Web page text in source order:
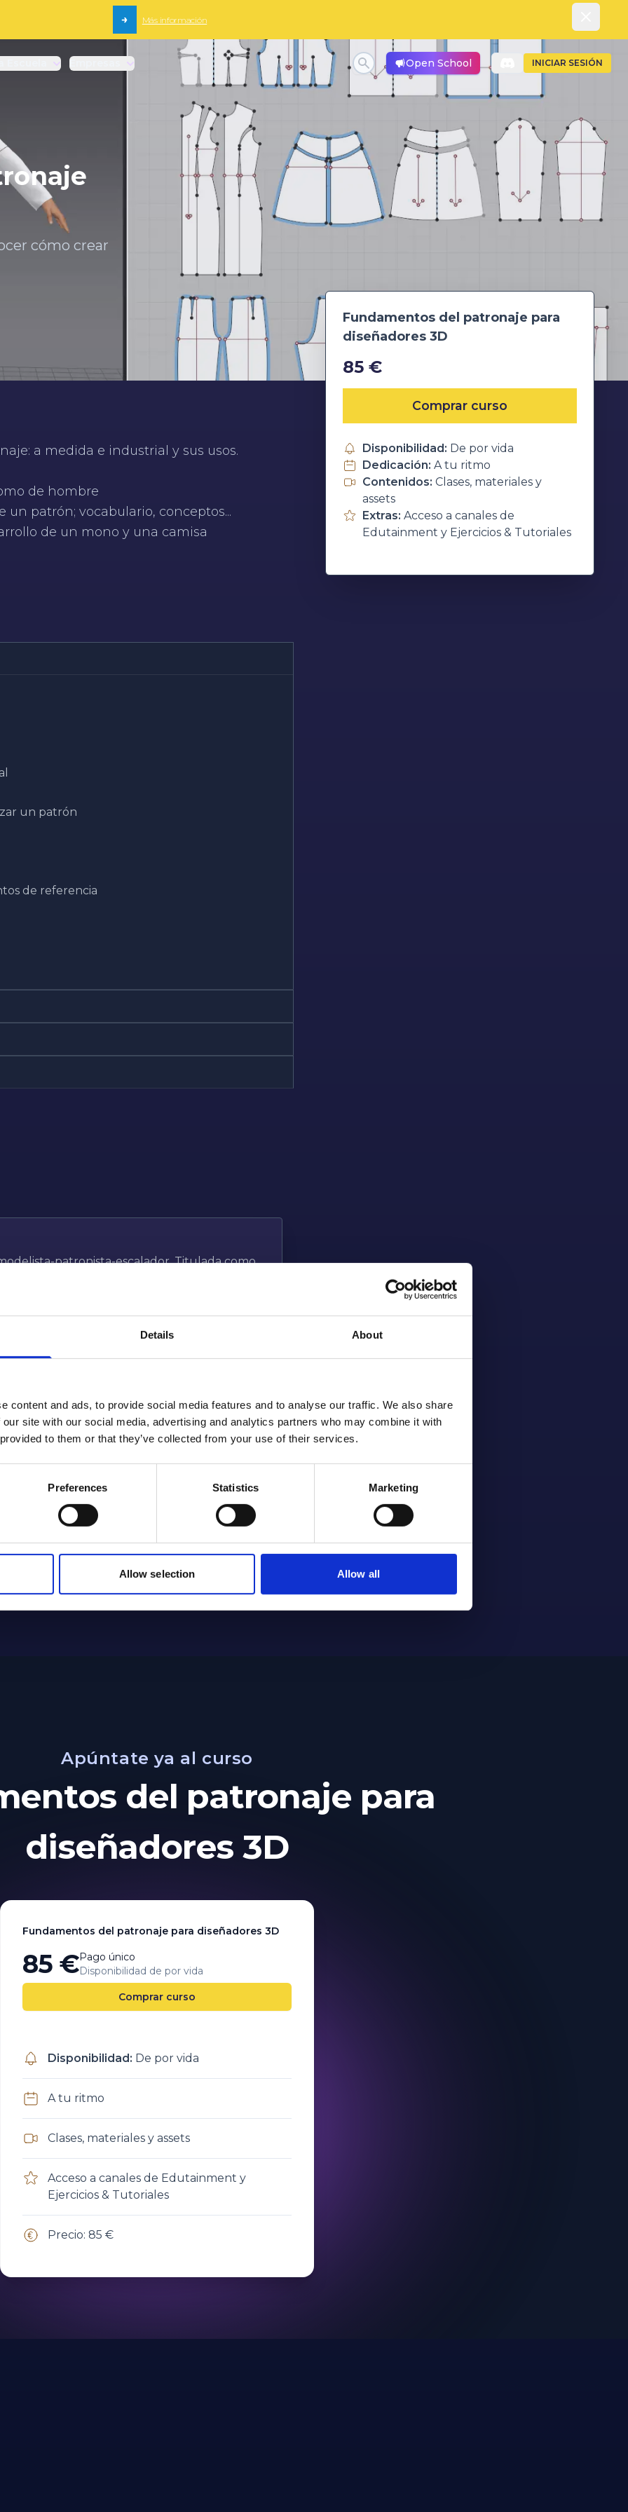
Details About
content and ads, to provide social media features and to analyse our traffic. We also share
site with our social media, advertising and analytics partners who may combine it with
to them or that they’ve collected from your use of their services.
Preferences Statistics Marketing
Allow selection Allow all
→ Más información
Escuela Empresas Open School INICIAR SESIÓN
cómo crear
a medida e industrial y sus usos.
de hombre
patrón; vocabulario, conceptos...
de un mono y una camisa
un patrón
de referencia
patronista-escalador. Titulada como
Industrial y Moda, combina su perfil más
el digital, participando de esta manera en
físico y digital. La formación ha sido una
estudios principales, para estar a la
en combinación con los métodos más
la docencia con su trabajo en Basaldúa
y New Business de Nueva
en un profesional que está al día de todas
industria. Nuestros cursos están diseñados
con proyectos reales y profesionales en
Fundamentos del patronaje para
diseñadores 3D
85 €
Comprar curso
Disponibilidad: De por vida
Dedicación: A tu ritmo
Contenidos: Clases, materiales y
assets
Extras: Acceso a canales de
Edutainment y Ejercicios & Tutoriales
Apúntate ya al curso
del patronaje para
diseñadores 3D
Fundamentos del patronaje para diseñadores 3D
85 €Pago único
Disponibilidad de por vida
Comprar curso
Disponibilidad: De por vida
A tu ritmo
Clases, materiales y assets
Acceso a canales de Edutainment y
Ejercicios & Tutoriales
Precio: 85 €